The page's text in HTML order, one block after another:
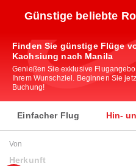
Günstige beliebte
Finden Sie günstige Flüge
Kaohsiung nach Manila
Genießen Sie exklusive
Ihrem Wunschziel. Beginnen Sie
Buchung!
Einfacher Flug Hin-
Von
Herkunft